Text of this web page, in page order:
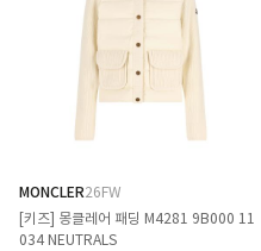
MONCLER26FW
[키즈] 몽클레어 패딩 M4281 9B000 11
034 NEUTRALS